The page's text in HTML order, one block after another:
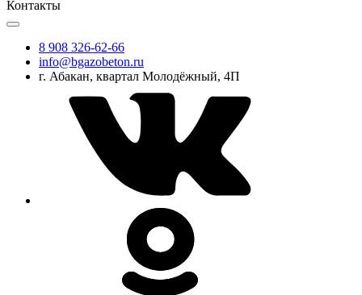
Контакты
8 908 326-62-66
info@bgazobeton.ru
г. Абакан, квартал Молодёжный, 4П